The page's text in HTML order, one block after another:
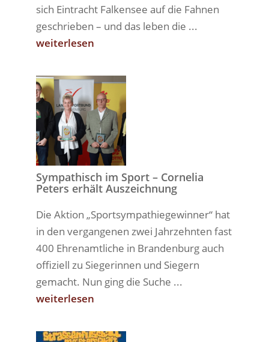
sich Eintracht Falkensee auf die Fahnen
geschrieben – und das leben die ...
weiterlesen
Sympathisch im Sport – Cornelia
Peters erhält Auszeichnung
Die Aktion „Sportsympathiegewinner“ hat
in den vergangenen zwei Jahrzehnten fast
400 Ehrenamtliche in Brandenburg auch
offiziell zu Siegerinnen und Siegern
gemacht. Nun ging die Suche ...
weiterlesen